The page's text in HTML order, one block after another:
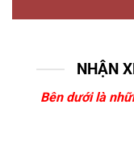
NHẬN
Bên dưới là